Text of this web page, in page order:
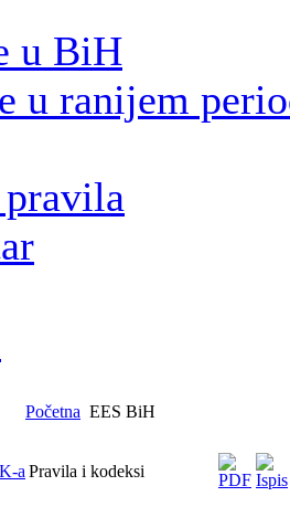
u BiH
u ranijem
a
Početna EES BiH
Pravila i kodeksi